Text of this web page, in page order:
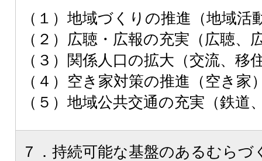
（１）地域づくりの推進（地域活
（２）広聴・広報の充実（広聴、
（３）関係人口の拡大（交流、移
（４）空き家対策の推進（空き家
（５）地域公共交通の充実（鉄道
７．持続可能な基盤のあるむらづ